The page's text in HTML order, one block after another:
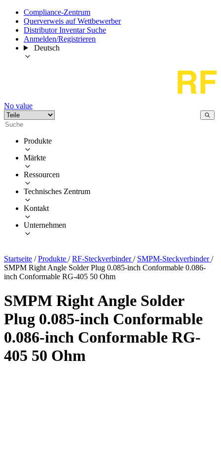
Compliance-Zentrum
Querverweis auf Wettbewerber
Distributor Inventar Suche
Anmelden/Registrieren
Deutsch
No value
Produkte
Märkte
Ressourcen
Technisches Zentrum
Kontakt
Unternehmen
Startseite / Produkte / RF-Steckverbinder/ SMPM-Steckverbinder/
SMPM Right Angle Solder Plug 0.085-inch Conformable 0.086-
inch Conformable RG-405 50 Ohm
SMPM Right Angle Solder
Plug 0.085-inch Conformable
0.086-inch Conformable RG-
405 50 Ohm